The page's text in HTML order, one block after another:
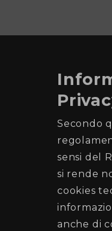
Comune di
Ufficio
Recapiti e
Stazione Centrale)
Secondo
sensi del
si rende
cookies
anche di